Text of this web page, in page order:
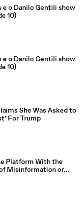
e o Danilo Gentili show
10)
e o Danilo Gentili show
10)
She Was Asked to
For Trump
Platform With the
Misinformation or
Amongst All Social